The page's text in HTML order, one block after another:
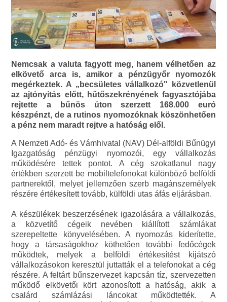
Nemcsak a valuta fagyott meg, hanem vélhetően az
elkövető arca is, amikor a pénzügyőr nyomozók
megérkeztek. A „becsületes vállalkozó" közvetlenül
az ajtónyitás előtt, hűtőszekrényének fagyasztójába
rejtette a bűnös úton szerzett 168.000 euró
készpénzt, de a rutinos nyomozóknak köszönhetően
a pénz nem maradt rejtve a hatóság elől.
A Nemzeti Adó- és Vámhivatal (NAV) Dél-alföldi Bűnügyi
Igazgatóság pénzügyi nyomozói, egy vállalkozás
működésére tettek pontot. A cég szokatlanul nagy
értékben szerzett be mobiltelefonokat különböző belföldi
partnerektől, melyet jellemzően szerb magánszemélyek
részére értékesített tovább, külföldi utas áfás eljárásban.
A készülékek beszerzésének igazolására a vállalkozás,
a közvetítő cégeik nevében kiállított számlákat
szerepeltette könyvelésében. A nyomozás kiderítette,
hogy a társaságokhoz köthetően további fedőcégek
működtek, melyek a belföldi értékesítést kijátszó
vállalkozásokon keresztül juttatták el a telefonokat a cég
részére. A feltárt bűnszervezet kapcsán tíz, szervezetten
működő elkövetői kört azonosított a hatóság, akik a
csalárd számlázási láncokat működtették. A